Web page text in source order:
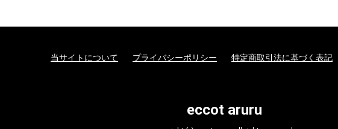
当サイトについて プライバシーポリシー 特定商取引法に基づく表記
eccot aruru